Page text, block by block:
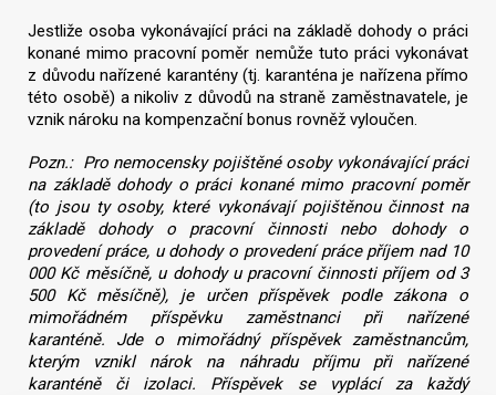
Jestliže osoba vykonávající práci na základě dohody o práci
konané mimo pracovní poměr nemůže tuto práci vykonávat
z důvodu nařízené karantény (tj. karanténa je nařízena přímo
této osobě) a nikoliv z důvodů na straně zaměstnavatele, je
vznik nároku na kompenzační bonus rovněž vyloučen.
Pozn.: Pro nemocensky pojištěné osoby vykonávající práci
na základě dohody o práci konané mimo pracovní poměr
(to jsou ty osoby, které vykonávají pojištěnou činnost na
základě dohody o pracovní činnosti nebo dohody o
provedení práce, u dohody o provedení práce příjem nad 10
000 Kč měsíčně, u dohody u pracovní činnosti příjem od 3
500 Kč měsíčně), je určen příspěvek podle zákona o
mimořádném příspěvku zaměstnanci při nařízené
karanténě. Jde o mimořádný příspěvek zaměstnancům,
kterým vznikl nárok na náhradu příjmu při nařízené
karanténě či izolaci. Příspěvek se vyplácí za každý